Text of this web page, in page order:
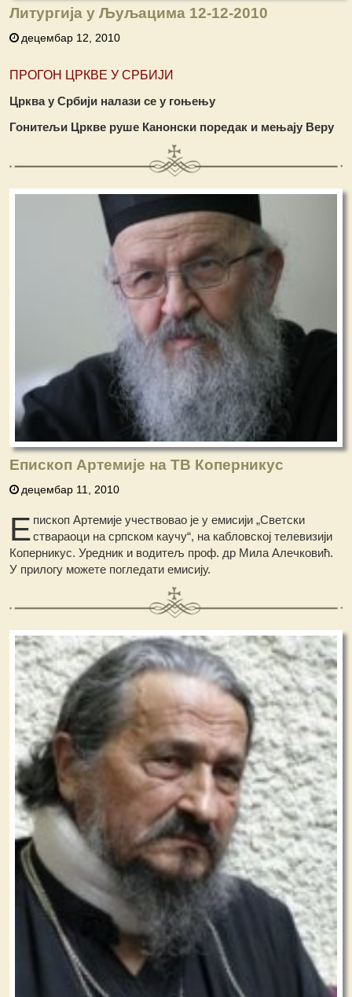
Литургија у Љуљацима 12-12-2010
децембар 12, 2010
ПРОГОН ЦРКВЕ У СРБИЈИ
Црква у Србији налази се у гоњењу
Гонитељи Цркве руше Канонски поредак и мењају Веру
Епископ Артемије на ТВ Коперникус
децембар 11, 2010
Е пископ Артемије учествовао је у емисији „Светски
ствараоци на српском каучу“, на кабловској телевизији
Коперникус. Уредник и водитељ проф. др Мила Алечковић.
У прилогу можете погледати емисију.